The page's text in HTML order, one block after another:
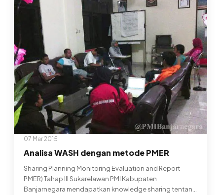
07 Mar 2015
Analisa WASH dengan metode PMER
Sharing Planning Monitoring Evaluation and Report
PMER) Tahap III Sukarelawan PMI Kabupaten
Banjarnegara mendapatkan knowledge sharing tentang